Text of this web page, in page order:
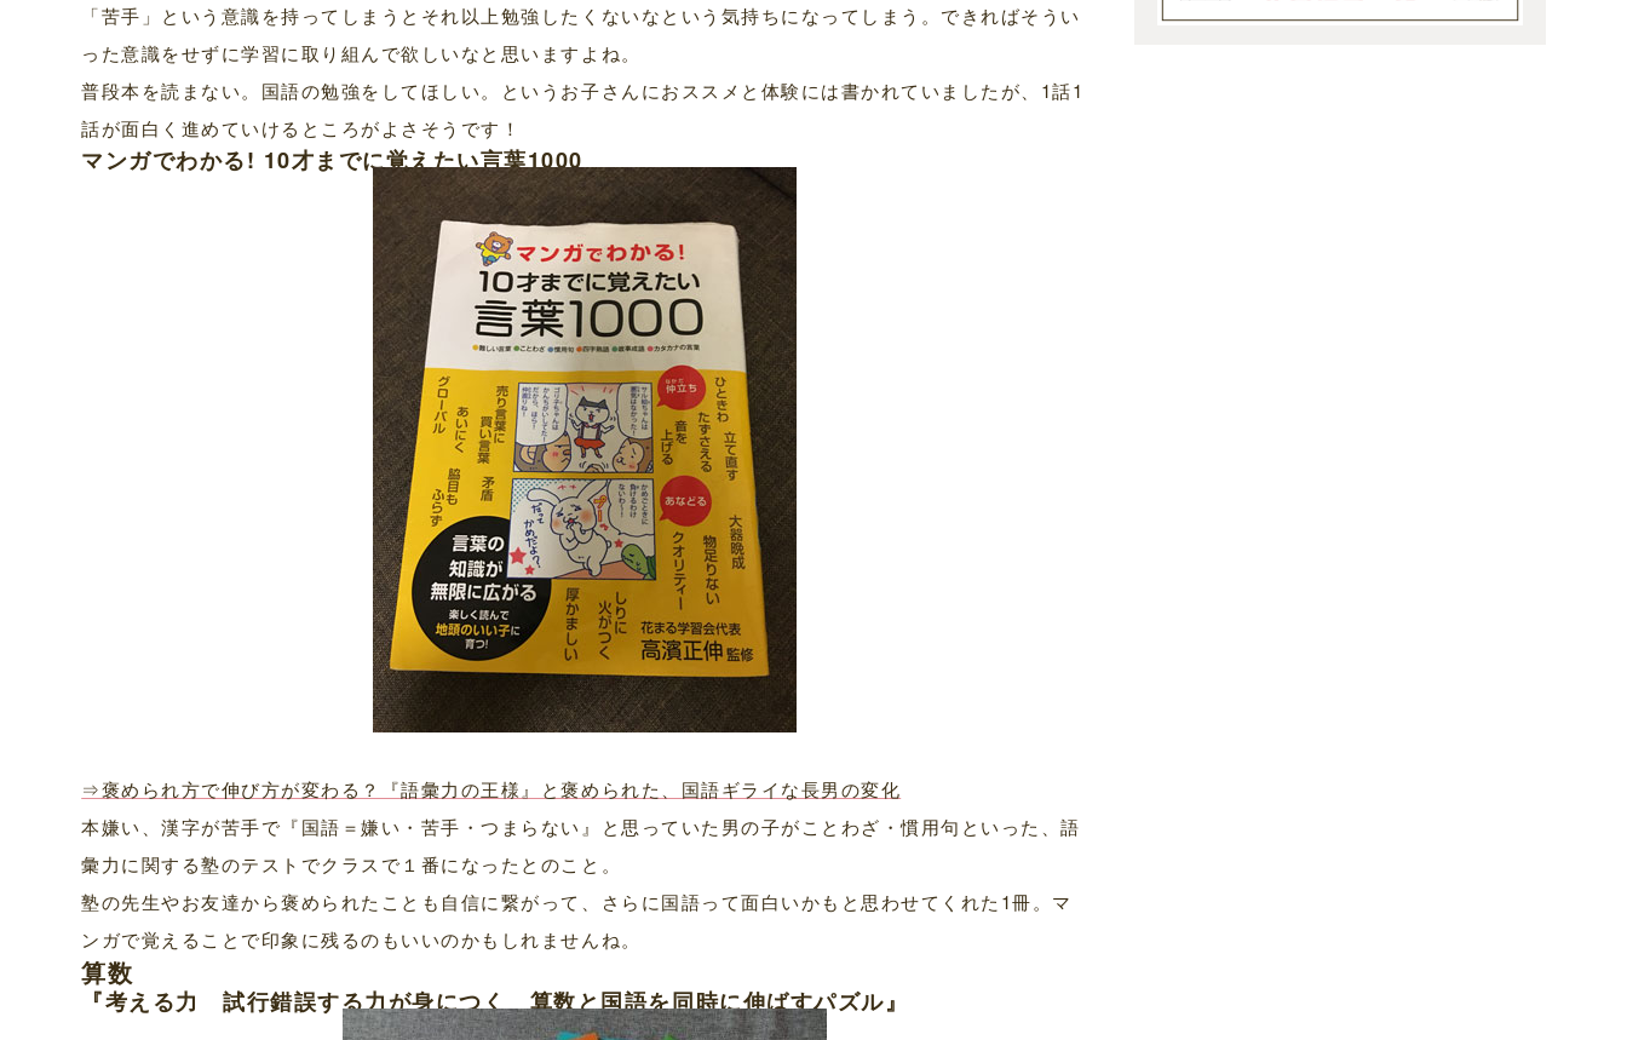
「苦手」という意識を持ってしまうとそれ以上勉強したくないなという気持ちになってしまう。できればそうい
った意識をせずに学習に取り組んで欲しいなと思いますよね。
普段本を読まない。国語の勉強をしてほしい。というお子さんにおススメと体験には書かれていましたが、1話1
話が面白く進めていけるところがよさそうです！
マンガでわかる! 10才までに覚えたい言葉1000
⇒褒められ方で伸び方が変わる？『語彙力の王様』と褒められた、国語ギライな長男の変化
本嫌い、漢字が苦手で『国語＝嫌い・苦手・つまらない』と思っていた男の子がことわざ・慣用句といった、語
彙力に関する塾のテストでクラスで１番になったとのこと。
塾の先生やお友達から褒められたことも自信に繋がって、さらに国語って面白いかもと思わせてくれた1冊。マ
ンガで覚えることで印象に残るのもいいのかもしれませんね。
算数
『考える力 試行錯誤する力が身につく 算数と国語を同時に伸ばすパズル』